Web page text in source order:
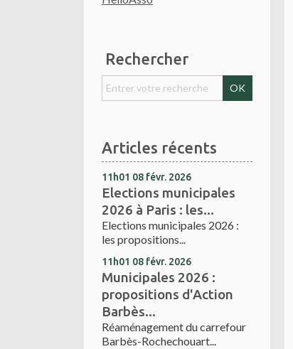
Rechercher
Articles récents
11h01 08 févr. 2026
Elections municipales
2026 à Paris : les...
Elections municipales 2026 :
les propositions...
11h01 08 févr. 2026
Municipales 2026 :
propositions d'Action
Barbès...
Réaménagement du carrefour
Barbès-Rochechouart...